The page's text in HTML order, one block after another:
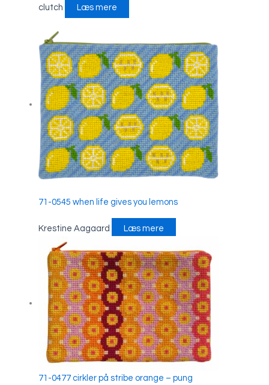
clutch Læs mere
71-0545 when life gives you lemons
Krestine Aagaard Læs mere
71-0477 cirkler på stribe orange – pung